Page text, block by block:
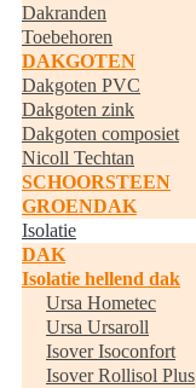
Dakranden
Toebehoren
DAKGOTEN
Dakgoten PVC
Dakgoten zink
Dakgoten composiet
Nicoll Techtan
SCHOORSTEEN
GROENDAK
Isolatie
DAK
Isolatie hellend dak
Ursa Hometec
Ursa Ursaroll
Isover Isoconfort
Isover Rollisol Plus